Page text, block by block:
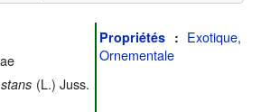
(L.) Juss.
Propriétés : Exotique,
Ornementale